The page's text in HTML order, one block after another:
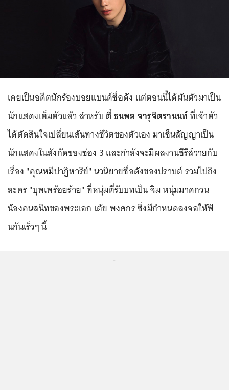
เคยเป็นอดีตนักร้องบอยแบนด์ชื่อดัง แต่ตอนนี้ได้ผันตัวมาเป็น
นักแสดงเต็มตัวแล้ว สำหรับ ตี๋ ธนพล จารุจิตรานนท์ที่เจ้าตัว
ได้ตัดสินใจเปลี่ยนเส้นทางชีวิตของตัวเอง มาเซ็นสัญญาเป็น
นักแสดงในสังกัดของช่อง 3 และกำลังจะมีผลงานซีรีส์วายกับ
เรื่อง "คุณหมีปาฏิหาริย์" นวนิยายชื่อดังของปราบต์ รวมไปถึง
ละคร "บุพเพร้อยร้าย" ที่หนุ่มตี๋รับบทเป็น จิม หนุ่มมาดกวน
น้องคนสนิทของพระเอก เต้ย พงศกร ซึ่งมีกำหนดลงจอให้ฟิ
นกันเร็วๆ นี้